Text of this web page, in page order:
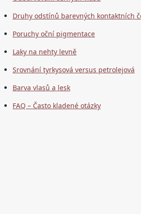
Druhy odstínů barevných kontaktních
Poruchy oční pigmentace
Laky na nehty levně
Srovnání tyrkysová versus petrolejová
Barva vlasů a lesk
FAQ – Často kladené otázky